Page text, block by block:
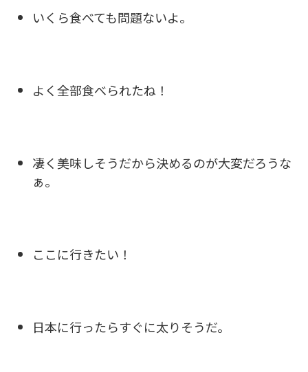
いくら食べても問題ないよ。
よく全部食べられたね！
凄く美味しそうだから決めるのが大変だろうな
ぁ。
ここに行きたい！
日本に行ったらすぐに太りそうだ。